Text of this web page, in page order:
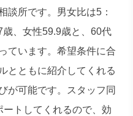
談所です。男女比は5：
、女性59.9歳と、60代
ています。希望条件に合
とともに紹介してくれる
が可能です。スタッフ同
トしてくれるので、効